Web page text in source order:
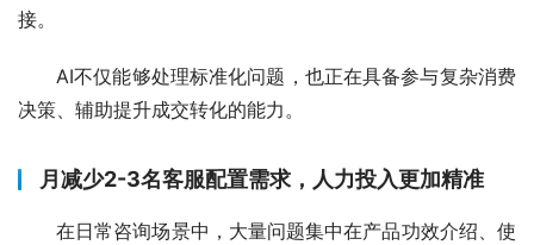
接。
AI不仅能够处理标准化问题，也正在具备参与复杂消费
决策、辅助提升成交转化的能力。
月减少2-3名客服配置需求，人力投入更加精准
在日常咨询场景中，大量问题集中在产品功效介绍、使